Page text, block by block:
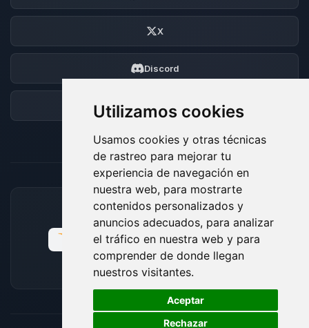
Utilizamos cookies
Usamos cookies y otras técnicas
de rastreo para mejorar tu
experiencia de navegación en
nuestra web, para mostrarte
contenidos personalizados y
anuncios adecuados, para analizar
el tráfico en nuestra web y para
comprender de donde llegan
nuestros visitantes.
Aceptar
Rechazar
X
Discord
Foro
MÉTODOS DE PAGO ACEPTADOS
🍪